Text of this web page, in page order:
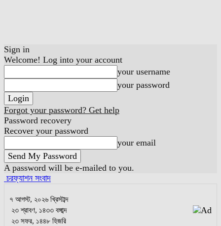
Sign in
Welcome! Log into your account
your username
your password
Forgot your password? Get help
Password recovery
Recover your password
your email
A password will be e-mailed to you.
চরফ্যাশন সংবাদ
৭ আগস্ট, ২০২৬ খ্রিস্টাব্দ
২৩ শ্রাবণ, ১৪৩৩ বঙ্গাব্দ
২৩ সফর, ১৪৪৮ হিজরি